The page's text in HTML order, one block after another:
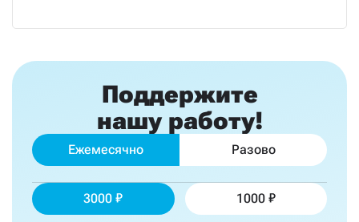
Поддержите
нашу работу!
Ежемесячно Разово
3000 1000